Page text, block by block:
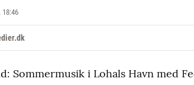
18:46
Sommermusik i Lohals Havn med